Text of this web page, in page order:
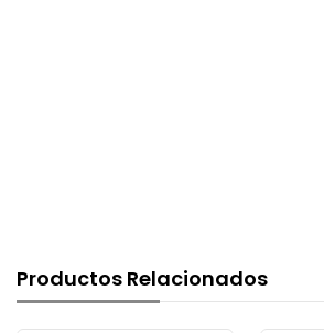
Productos Relacionados